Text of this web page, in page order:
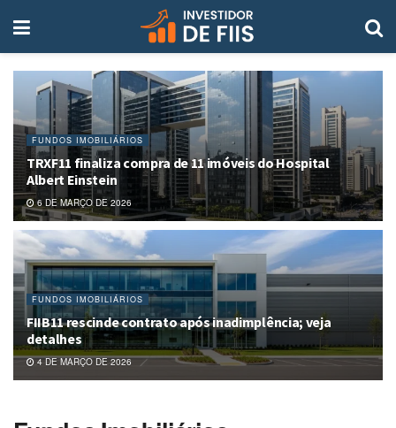
FUNDOS IMOBILIÁRIOS
TRXF11 finaliza compra de 11 imóveis do Hospital
Albert Einstein
6 DE MARÇO DE 2026
FUNDOS IMOBILIÁRIOS
FIIB11 rescinde contrato após inadimplência; veja
detalhes
4 DE MARÇO DE 2026